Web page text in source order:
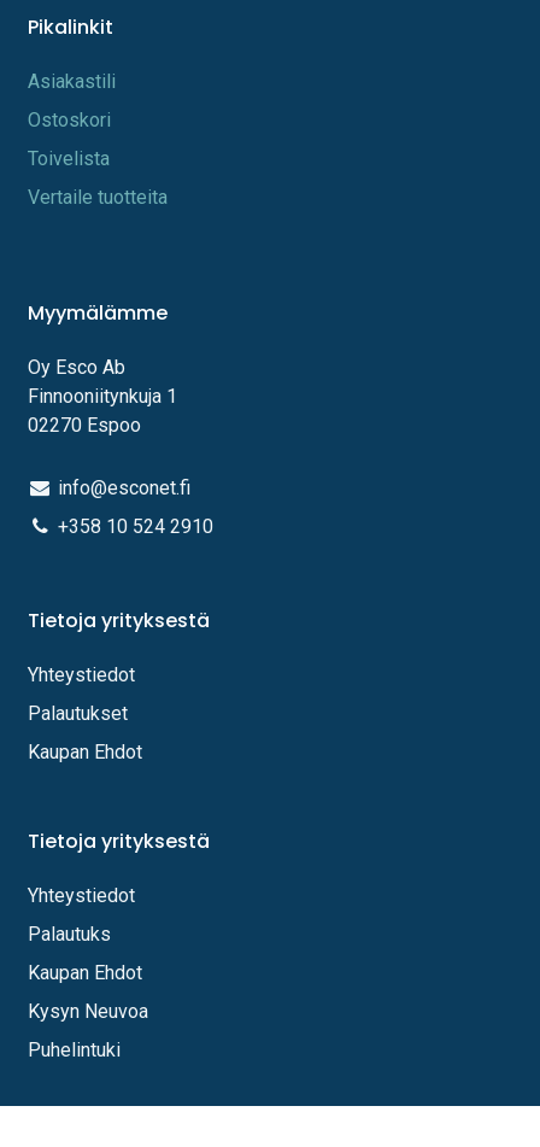
Pikalinkit
A​s​iakastili
Os​toskori
Toi​velista
Vertaile tuotteita
Myymälämme
Oy Esco Ab
Finnooniitynkuja 1
02270 Espoo
info@esconet.fi
+358 10 524 2910
Tietoja yrityksestä
Yhteystiedot
Palautukset
Kaupan Ehdot
Tietoja yrityksestä
Yhteystiedot
Palautuks
Kaupan Ehdot
Kysyn Neuvoa
Puhelintuki